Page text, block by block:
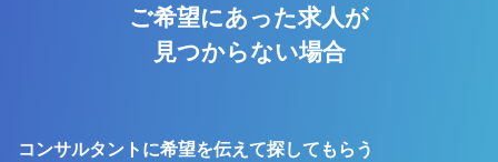
ご希望にあった求人が
見つからない場合
コンサルタントに希望を伝えて探してもらう